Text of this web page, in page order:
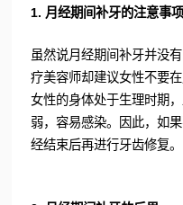
1. 月经期间补牙的注意事项
虽然说月经期间补牙并没
疗美容师却建议女性不要
女性的身体处于生理时期
弱，容易感染。因此，如
经结束后再进行牙齿修复。